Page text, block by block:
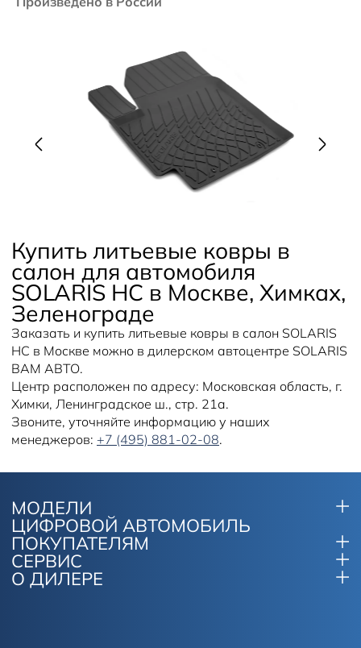
Купить литьевые ковры в
салон для автомобиля
SOLARIS HC в Москве, Химках,
Зеленограде
Заказать и купить литьевые ковры в салон SOLARIS
HC в Москве можно в дилерском автоцентре SOLARIS
ВАМ АВТО.
Центр расположен по адресу: Московская область, г.
Химки, Ленинградское ш., стр. 21а.
Звоните, уточняйте информацию у наших
менеджеров: +7 (495) 881-02-08.
МОДЕЛИ
ЦИФРОВОЙ АВТОМОБИЛЬ
ПОКУПАТЕЛЯМ
СЕРВИС
О ДИЛЕРЕ